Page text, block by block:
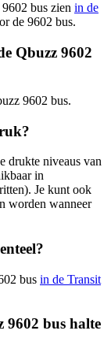
bus zien in de
de 9602 bus.
Qbuzz 9602
9602 bus.
drukte niveaus van
in
Je kunt ook
worden wanneer
bus in de Transit
9602 bus halte